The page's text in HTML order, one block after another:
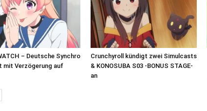
– Deutsche Synchro
mit Verzögerung auf
Crunchyroll kündigt zwei Simulcasts
& KONOSUBA S03 -BONUS STAGE-
an